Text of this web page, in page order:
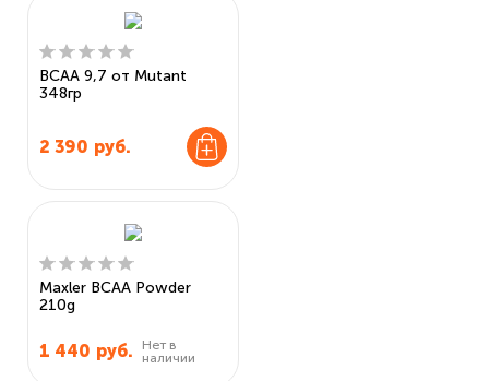
BCAA 9,7 от Mutant
348гр
2 390 руб.
Maxler BCAA Powder
210g
1 440 руб.
Нет в
наличии